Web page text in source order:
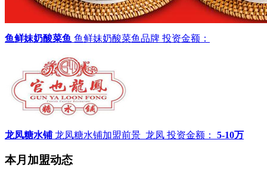
鱼鲜妹奶酸菜鱼 鱼鲜妹奶酸菜鱼品牌 投资金额：
龙凤糖水铺 龙凤糖水铺加盟前景_龙凤 投资金额： 5-10万
本月加盟动态